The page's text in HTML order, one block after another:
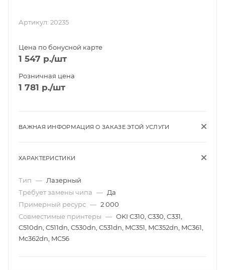
Артикул: 20235
Цена по бонусной карте
1 547 р./шт
Розничная цена
1 781 р./шт
ВАЖНАЯ ИНФОРМАЦИЯ О ЗАКАЗЕ ЭТОЙ УСЛУГИ
ХАРАКТЕРИСТИКИ
Тип — Лазерный
Требует замены чипа — Да
Примерный ресурс — 2 000
Совместимые принтеры — OKI C310, C330, C331,
C510dn, C511dn, C530dn, C531dn, MC351, MC352dn, MC361,
Mc362dn, MC56